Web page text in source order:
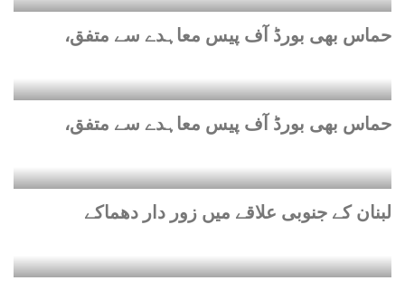
حماس بھی بورڈ آف پیس معاہدے سے متفق،
حماس بھی بورڈ آف پیس معاہدے سے متفق،
لبنان کے جنوبی علاقے میں زور دار دھماکے